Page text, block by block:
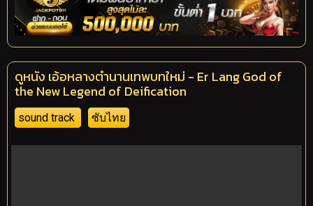
ดูหนัง เอ้อหลางตำนานเทพบทใหม่ - Er Lang God of
the New Legend of Deification
sound track ซับไทย